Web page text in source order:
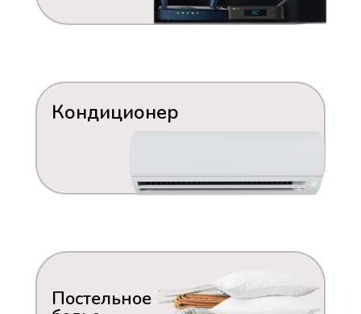
Постельное
Кондиционер